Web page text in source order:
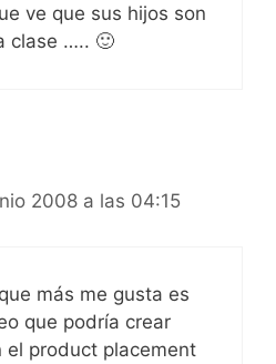
ve que sus hijos son
clase ….. 🙂
2008 a las 04:15
más me gusta es
que podría crear
el product placement